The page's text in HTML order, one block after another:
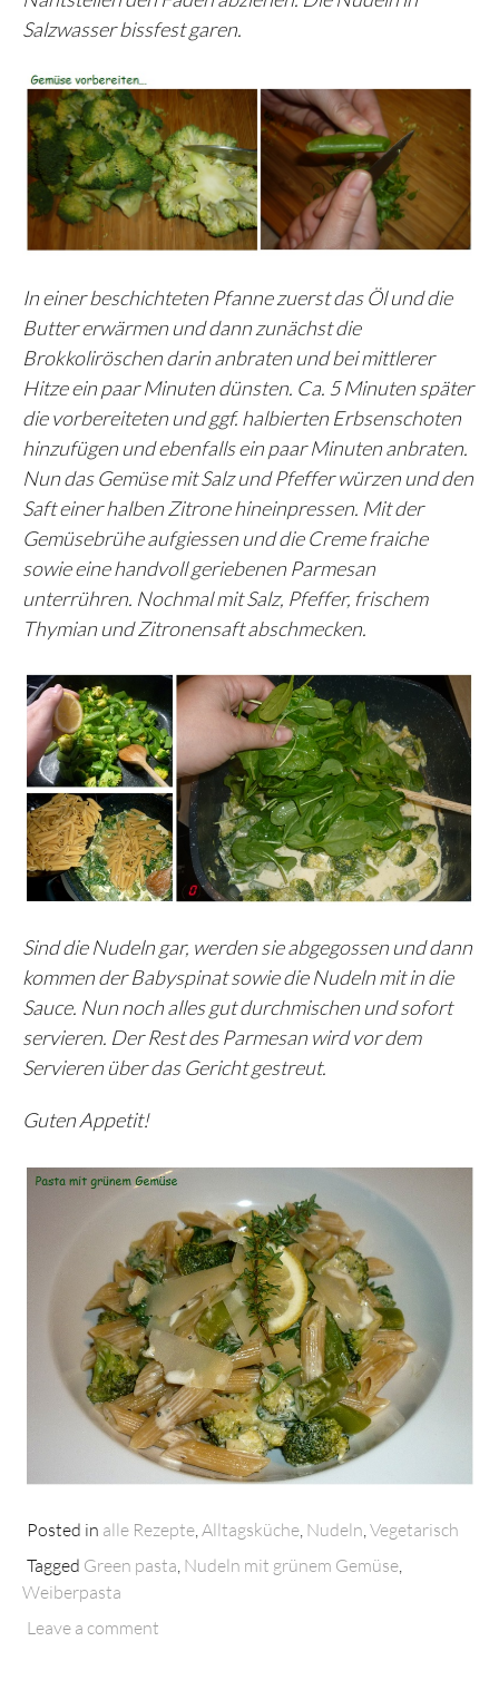
Salzwasser bissfest garen.
In einer beschichteten Pfanne zuerst das Öl und die
Butter erwärmen und dann zunächst die
Brokkoliröschen darin anbraten und bei mittlerer
Hitze ein paar Minuten dünsten. Ca. 5 Minuten später
die vorbereiteten und ggf. halbierten Erbsenschoten
hinzufügen und ebenfalls ein paar Minuten anbraten.
Nun das Gemüse mit Salz und Pfeffer würzen und den
Saft einer halben Zitrone hineinpressen. Mit der
Gemüsebrühe aufgiessen und die Creme fraiche
sowie eine handvoll geriebenen Parmesan
unterrühren. Nochmal mit Salz, Pfeffer, frischem
Thymian und Zitronensaft abschmecken.
Sind die Nudeln gar, werden sie abgegossen und dann
kommen der Babyspinat sowie die Nudeln mit in die
Sauce. Nun noch alles gut durchmischen und sofort
servieren. Der Rest des Parmesan wird vor dem
Servieren über das Gericht gestreut.
Guten Appetit!
Posted in alle Rezepte Alltagsküche Nudeln Vegetarisch
Tagged Green pasta Nudeln mit grünem Gemüse
Weiberpasta
Leave a comment